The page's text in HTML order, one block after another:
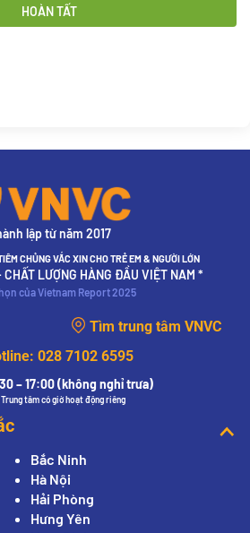
HOÀN TẤT
lập từ năm 2017
CHỦNG VẮC XIN CHO TRẺ EM & NGƯỜI LỚN
LƯỢNG HÀNG ĐẦU VIỆT NAM *
của Vietnam Report 2025
Tìm trung tâm VNVC
028 7102 6595
– 17:00 (không nghỉ trưa)
tâm có giờ hoạt động riêng
Bắc Ninh
Hà Nội
Hải Phòng
Hưng Yên